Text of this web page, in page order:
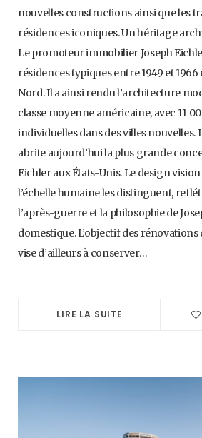
nouvelles constructions ainsi que les
résidences iconiques. Un héritage
Le promoteur immobilier Joseph
résidences typiques entre 1949 et
Nord. Il a ainsi rendu l’architecture
classe moyenne américaine, avec 11
individuelles dans des villes nouvelles.
abrite aujourd’hui la plus grande
Eichler aux États-Unis. Le design
l’échelle humaine les distinguent,
l’après-guerre et la philosophie de
domestique. L’objectif des
vise d’ailleurs à conserver…
LIRE LA SUITE